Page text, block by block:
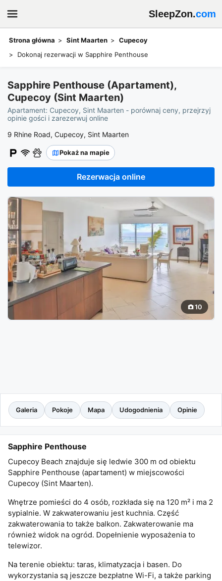
SleepZon.com
Strona główna Sint Maarten
Cupecoy
Dokonaj rezerwacji w Sapphire Penthouse
Sapphire Penthouse (Apartament),
Cupecoy (Sint Maarten)
Apartament: Cupecoy, Sint Maarten - porównaj ceny, przejrzyj
opinie gości i zarezerwuj online
9 Rhine Road, Cupecoy, Sint Maarten
Pokaż na mapie
Rezerwacja online
10
Galeria Pokoje Mapa Udogodnienia Opinie
Sapphire Penthouse
Cupecoy Beach znajduje się ledwie 300 m od obiektu
Sapphire Penthouse (apartament) w miejscowości
Cupecoy (Sint Maarten).
Wnętrze pomieści do 4 osób, rozkłada się na 120 m² i ma 2
sypialnie. W zakwaterowaniu jest kuchnia. Część
zakwaterowania to także balkon. Zakwaterowanie ma
również widok na ogród. Dopełnienie wyposażenia to
telewizor.
Na terenie obiektu: taras, klimatyzacja i basen. Do
wykorzystania są jeszcze bezpłatne Wi-Fi, a także parking